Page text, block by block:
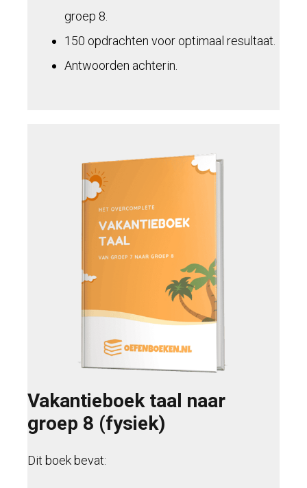
groep 8.
150 opdrachten voor optimaal resultaat.
Antwoorden achterin.
Vakantieboek taal naar
groep 8 (fysiek)
Dit boek bevat: